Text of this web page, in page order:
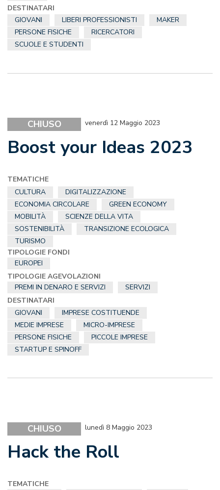
DESTINATARI
GIOVANI
LIBERI PROFESSIONISTI
MAKER
PERSONE FISICHE
RICERCATORI
SCUOLE E STUDENTI
CHIUSO venerdì 12 Maggio 2023
Boost your Ideas 2023
TEMATICHE
CULTURA
DIGITALIZZAZIONE
ECONOMIA CIRCOLARE
GREEN ECONOMY
MOBILITÀ
SCIENZE DELLA VITA
SOSTENIBILITÀ
TRANSIZIONE ECOLOGICA
TURISMO
TIPOLOGIE FONDI
EUROPEI
TIPOLOGIE AGEVOLAZIONI
PREMI IN DENARO E SERVIZI
SERVIZI
DESTINATARI
GIOVANI
IMPRESE COSTITUENDE
MEDIE IMPRESE
MICRO-IMPRESE
PERSONE FISICHE
PICCOLE IMPRESE
STARTUP E SPINOFF
CHIUSO lunedì 8 Maggio 2023
Hack the Roll
TEMATICHE